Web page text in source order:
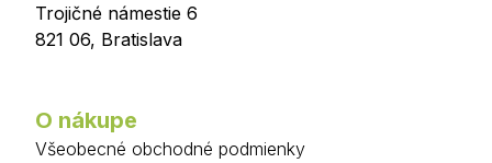
Trojičné námestie 6
821 06, Bratislava
O nákupe
Všeobecné obchodné podmienky